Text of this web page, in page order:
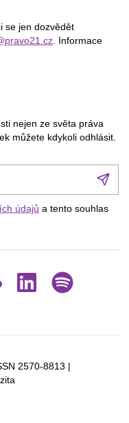
se jen dozvědět
. Informace
nejen ze světa práva
můžete kdykoli odhlásit.
údajů a tento souhlas
2570-8813 |